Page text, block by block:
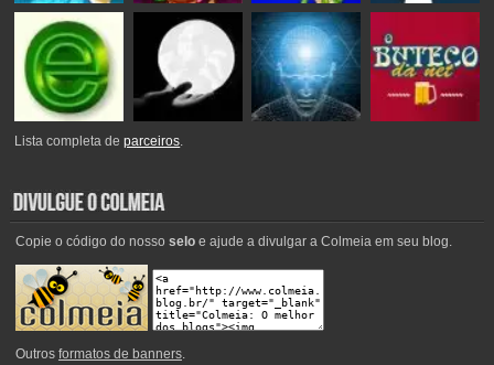
Lista completa deparceiros.
Copie o código do nosso seloe ajude a divulgar a Colmeia em seu blog.
Outros formatos de banners.